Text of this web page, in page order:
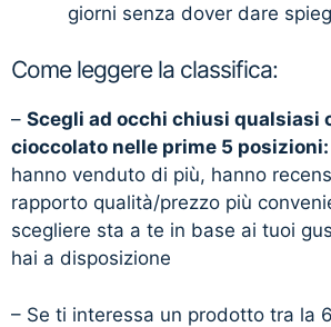
giorni senza dover dare
Come leggere la classifica:
– Scegli ad occhi chiusi qualsiasi
cioccolato nelle prime 5 posizioni:
hanno venduto di più, hanno
rapporto qualità/prezzo più
scegliere sta a te in base ai tuoi
hai a disposizione
– Se ti interessa un prodotto tra la